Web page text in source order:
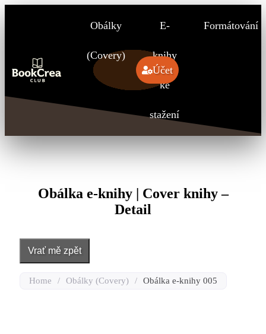
Obálky
(Covery)
E-
knihy
ke
stažení
Formátování
Účet
Obálka e-knihy | Cover knihy –
Detail
Vrať mě zpět
Home / Obálky (Covery) / Obálka e-knihy 005